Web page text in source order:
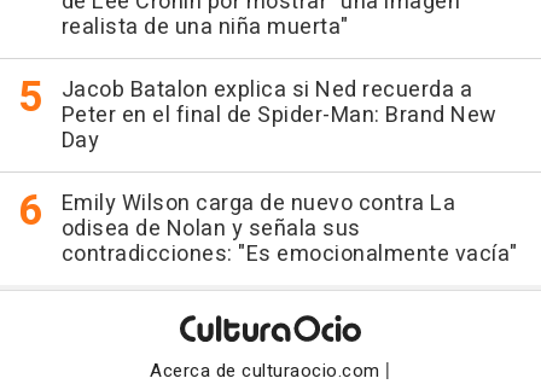
realista de una niña muerta"
Jacob Batalon explica si Ned recuerda a
Peter en el final de Spider-Man: Brand New
Day
Emily Wilson carga de nuevo contra La
odisea de Nolan y señala sus
contradicciones: "Es emocionalmente vacía"
Acerca de culturaocio.com |